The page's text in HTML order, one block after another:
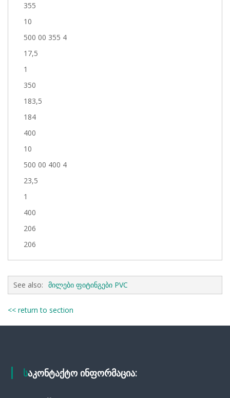
355
10
500 00 355 4
17,5
1
350
183,5
184
400
10
500 00 400 4
23,5
1
400
206
206
See also: მილები ფიტინგები PVC
<< return to section
საკონტაქტო ინფორმაცია: